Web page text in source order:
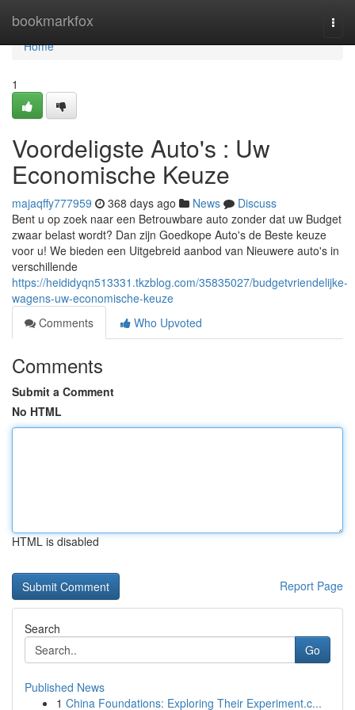
bookmarkfox
Home
Home
1
Voordeligste Auto's : Uw
Economische Keuze
majaqffy777959 368 days ago News
Discuss
Bent u op zoek naar een Betrouwbare auto zonder dat uw Budget
zwaar belast wordt? Dan zijn Goedkope Auto's de Beste keuze
voor u! We bieden een Uitgebreid aanbod van Nieuwere auto's in
verschillende
https://heididyqn513331.tkzblog.com/35835027/budgetvriendelijke-
wagens-uw-economische-keuze
Comments
Who Upvoted
Comments
Submit a Comment
No HTML
HTML is disabled
Report Page
Search
Go
Published News
1 China Foundations: Exploring Their Experiment.c...